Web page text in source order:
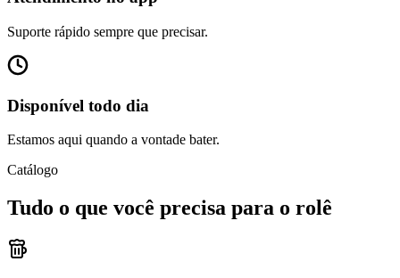
Suporte rápido sempre que precisar.
Disponível todo dia
Estamos aqui quando a vontade bater.
Catálogo
Tudo o que você precisa para o rolê